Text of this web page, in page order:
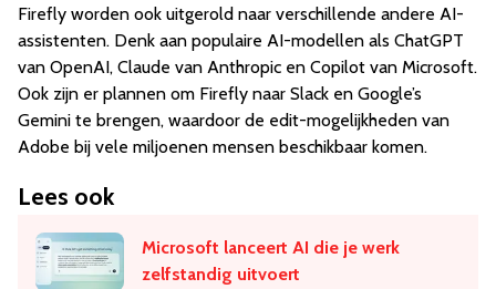
Firefly worden ook uitgerold naar verschillende andere AI-
assistenten. Denk aan populaire AI-modellen als ChatGPT
van OpenAI, Claude van Anthropic en Copilot van Microsoft.
Ook zijn er plannen om Firefly naar Slack en Google’s
Gemini te brengen, waardoor de edit-mogelijkheden van
Adobe bij vele miljoenen mensen beschikbaar komen.
Lees ook
Microsoft lanceert AI die je werk
zelfstandig uitvoert